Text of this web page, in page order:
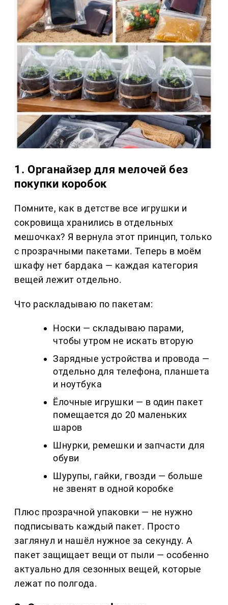
1. Органайзер для мелочей без
покупки коробок
Помните, как в детстве все игрушки и
сокровища хранились в отдельных
мешочках? Я вернула этот принцип, только
с прозрачными пакетами. Теперь в моём
шкафу нет бардака — каждая категория
вещей лежит отдельно.
Что раскладываю по пакетам:
Носки — складываю парами,
чтобы утром не искать вторую
Зарядные устройства и провода —
отдельно для телефона, планшета
и ноутбука
Ёлочные игрушки — в один пакет
помещается до 20 маленьких
шаров
Шнурки, ремешки и запчасти для
обуви
Шурупы, гайки, гвозди — больше
не звенят в одной коробке
Плюс прозрачной упаковки — не нужно
подписывать каждый пакет. Просто
заглянул и нашёл нужное за секунду. А
пакет защищает вещи от пыли — особенно
актуально для сезонных вещей, которые
лежат по полгода.